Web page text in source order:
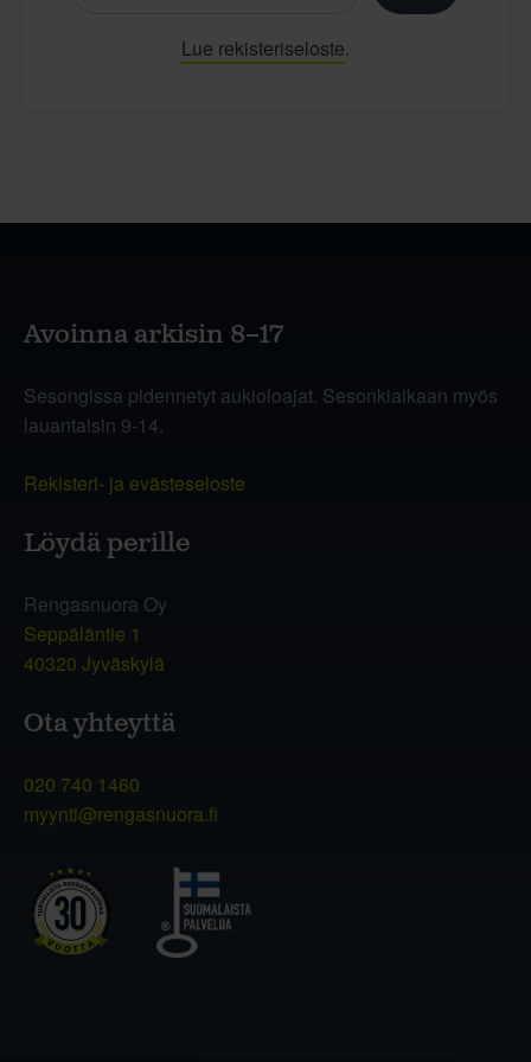
Lue rekisteriseloste.
Avoinna arkisin 8–17
Sesongissa pidennetyt aukioloajat. Sesonkiaikaan myös
lauantaisin 9-14.
Rekisteri- ja evästeseloste
Löydä perille
Rengasnuora Oy
Seppäläntie 1
40320 Jyväskylä
Ota yhteyttä
020 740 1460
myynti@rengasnuora.fi